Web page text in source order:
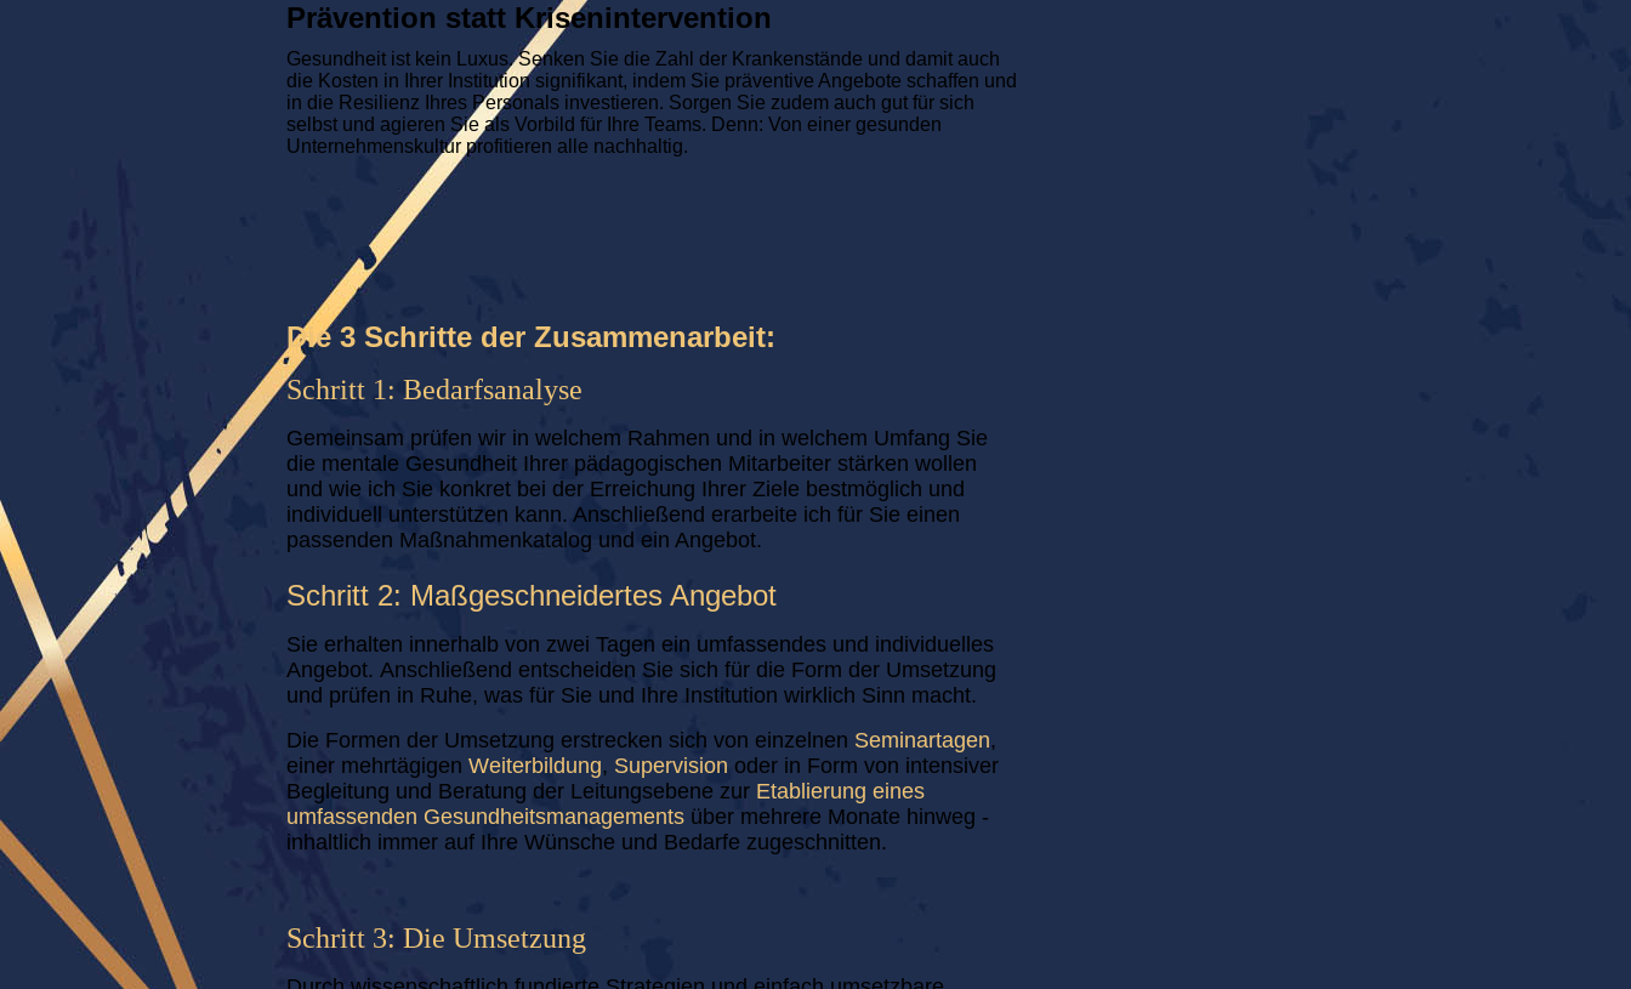
Prävention statt Krisenintervention
Gesundheit ist kein Luxus. Senken Sie die Zahl der Krankenstände und damit auch
die Kosten in Ihrer Institution signifikant, indem Sie präventive Angebote schaffen und
in die Resilienz Ihres Personals investieren. Sorgen Sie zudem auch gut für sich
selbst und agieren Sie als Vorbild für Ihre Teams. Denn: Von einer gesunden
Unternehmenskultur profitieren alle nachhaltig.
Die 3 Schritte der Zusammenarbeit:
Schritt 1: Bedarfsanalyse
Gemeinsam prüfen wir in welchem Rahmen und in welchem Umfang Sie
die mentale Gesundheit Ihrer pädagogischen Mitarbeiter stärken wollen
und wie ich Sie konkret bei der Erreichung Ihrer Ziele bestmöglich und
individuell unterstützen kann. Anschließend erarbeite ich für Sie einen
passenden Maßnahmenkatalog und ein Angebot.
Schritt 2: Maßgeschneidertes Angebot
Sie erhalten innerhalb von zwei Tagen ein umfassendes und individuelles
Angebot. Anschließend entscheiden Sie sich für die Form der Umsetzung
und prüfen in Ruhe, was für Sie und Ihre Institution wirklich Sinn macht.
Die Formen der Umsetzung erstrecken sich von einzelnen Seminartagen,
einer mehrtägigen Weiterbildung, Supervision oder in Form von intensiver
Begleitung und Beratung der Leitungsebene zur Etablierung eines
umfassenden Gesundheitsmanagements über mehrere Monate hinweg -
inhaltlich immer auf Ihre Wünsche und Bedarfe zugeschnitten.
Schritt 3: Die Umsetzung